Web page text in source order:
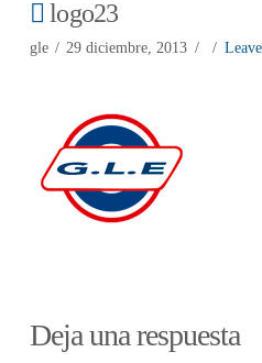
logo23
gle 29 diciembre, 2013
Deja una respuesta